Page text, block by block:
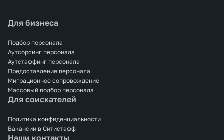
Наши контакты
Для бизнеса
Подбор персонала
Аутсорсинг персонала
Аутстаффинг персонала
Предоставление персонала
Миграционное сопровождение
Массовый подбор персонала
Для соискателей
Политика конфиденциальности
Вакансии в Ситистафф